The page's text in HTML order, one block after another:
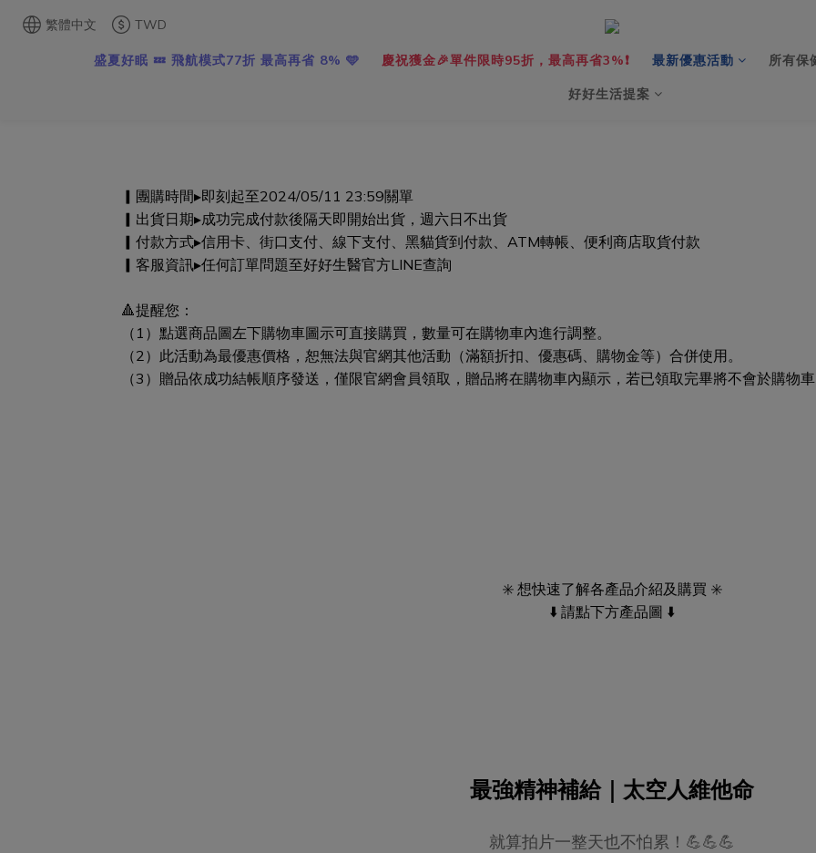
繁體中文 TWD
盛夏好眠 💤 飛航模式77折 最高再省 8% 🩵 慶祝獲金🎉單件限時95折，最高再省3%❗️ 最新優惠活動 所有保
好好生活提案
▎團購時間▸即刻起至2024/05/11 23:59關單
▎出貨日期▸成功完成付款後隔天即開始出貨，週六日不出貨
▎ 付款方式▸信用卡、街口支付、線下支付、黑貓貨到付款、ATM轉帳、便利商店取貨付款
▎客服資訊▸任何訂單問題至好好生醫官方LINE查詢
🔺提醒您：
（1）點選商品圖左下購物車圖示可直接購買，數量可在購物車內進行調整。
（2）此活動為最優惠價格，恕無法與官網其他活動（滿額折扣、優惠碼、購物金等）合併使用。
（3） 贈品依成功結帳順序發送，僅限官網會員領取，贈品將在購物車內顯示，若已領取完畢將不會於購物
✳️ 想快速了解各產品介紹及購買 ✳️
⬇️ 請點下方產品圖 ⬇️
最強精神補給｜太空人維他命
就算拍片一整天也不怕累！💪💪💪